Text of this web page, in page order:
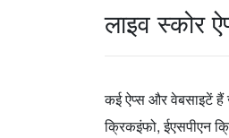
लाइव स्कोर
कई ऐप्स और वेबसाइटें
क्रिकइंफो, ईएसपीएन